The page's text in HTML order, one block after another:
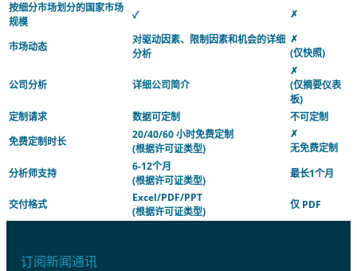
按细分市场划分的国家市场
规模
✓ ✗
市场动态
对驱动因素、限制因素和机会的详细
分析
✗
(仅快照)
公司分析 详细公司简介
✗
(仅摘要仪表
板)
定制请求
数据可定制
不可定制
免费定制时长
20/40/60 小时免费定制
(根据许可证类型)
✗
无免费定制
分析师支持
6-12个月
(根据许可证类型)
最长1个月
交付格式
Excel/PDF/PPT
(根据许可证类型)
仅 PDF
订阅新闻通讯